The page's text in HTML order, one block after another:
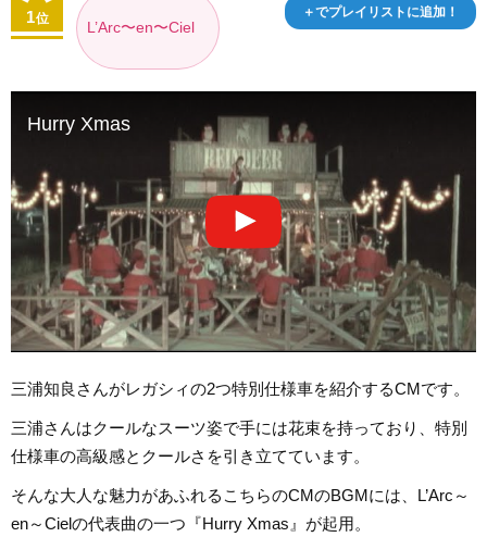
＋でプレイリストに追加！
L’Arc〜en〜Ciel
1位
Hurry Xmas
三浦知良さんがレガシィの2つ特別仕様車を紹介するCMです。
三浦さんはクールなスーツ姿で手には花束を持っており、特別
仕様車の高級感とクールさを引き立てています。
そんな大人な魅力があふれるこちらのCMのBGMには、L’Arc～
en～Cielの代表曲の一つ『Hurry Xmas』が起用。